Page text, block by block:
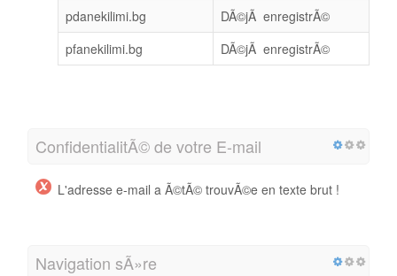
pdanekilimi.bg
DÃ©jÃ enregistrÃ©
pfanekilimi.bg
DÃ©jÃ enregistrÃ©
ConfidentialitÃ© de votre E-mail
L'adresse e-mail a Ã©tÃ© trouvÃ©e en texte brut !
Navigation sÃ»re